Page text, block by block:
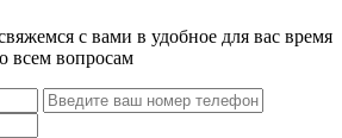
с вами в удобное для вас время
всем вопросам